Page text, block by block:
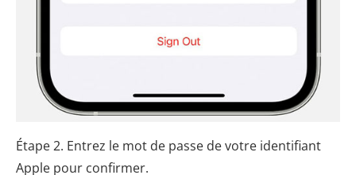
Étape 2. Entrez le mot de passe de votre identifiant
Apple pour confirmer.